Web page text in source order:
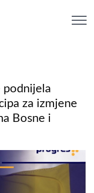
podnijela
za izmjene
Bosne i